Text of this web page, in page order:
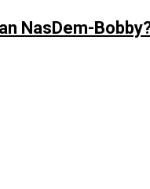
NasDem-